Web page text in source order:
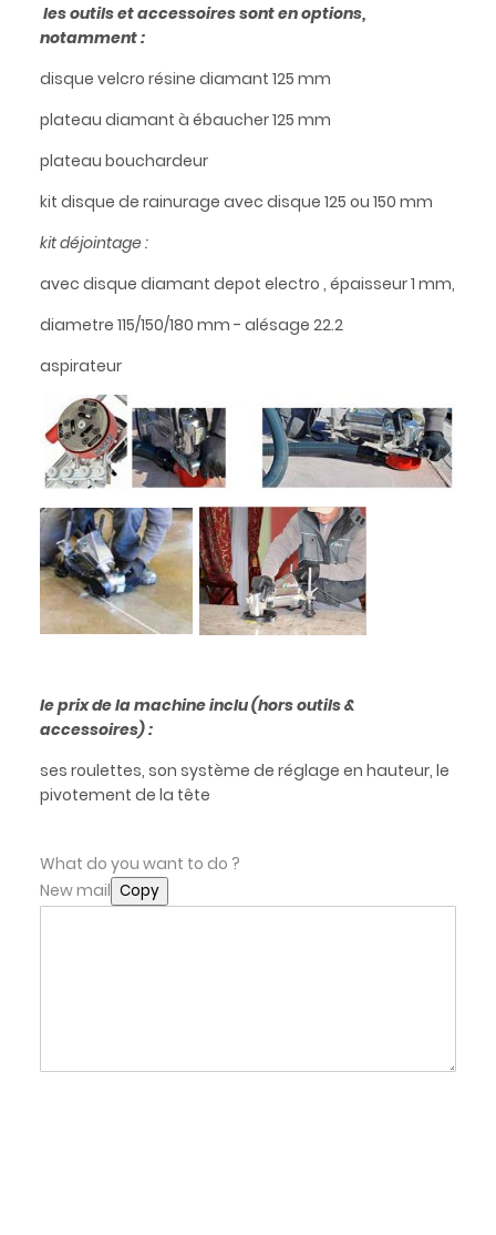
les outils et accessoires sont en options,
notamment :
disque velcro résine diamant 125 mm
plateau diamant à ébaucher 125 mm
plateau bouchardeur
kit disque de rainurage avec disque 125 ou 150 mm
kit déjointage :
avec disque diamant depot electro , épaisseur 1 mm,
diametre 115/150/180 mm - alésage 22.2
aspirateur
le prix de la machine inclu (hors outils &
accessoires) :
ses roulettes, son système de réglage en hauteur, le
pivotement de la tête
What do you want to do ?
New mail Copy